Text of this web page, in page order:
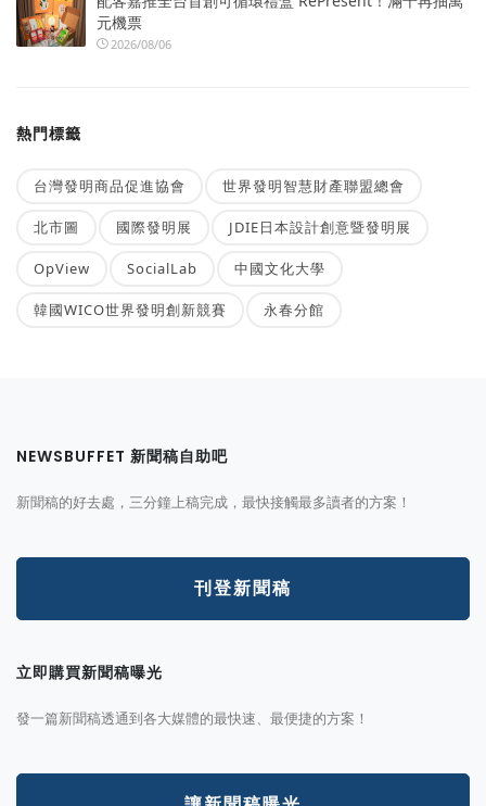
元機票
2026/08/06
熱門標籤
台灣發明商品促進協會 世界發明智慧財產聯盟總會
北市圖 國際發明展 JDIE日本設計創意暨發明展
OpView SocialLab 中國文化大學
韓國WICO世界發明創新競賽 永春分館
NEWSBUFFET 新聞稿自助吧
新聞稿的好去處，三分鐘上稿完成，最快接觸最多讀者的方案！
刊登新聞稿
立即購買新聞稿曝光
發一篇新聞稿透通到各大媒體的最快速、最便捷的方案！